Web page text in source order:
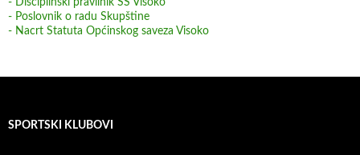
- Poslovnik o radu Skupštine
- Nacrt Statuta Općinskog saveza Visoko
SPORTSKI KLUBOVI